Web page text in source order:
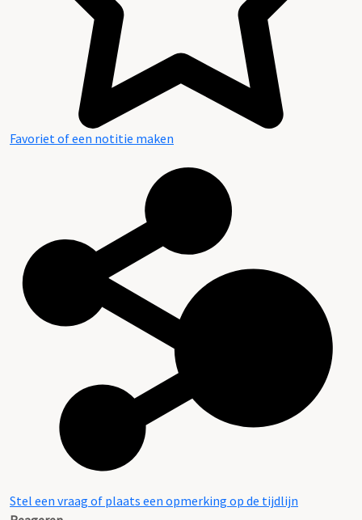
Favoriet of een notitie maken
Stel een vraag of plaats een opmerking op de tijdlijn